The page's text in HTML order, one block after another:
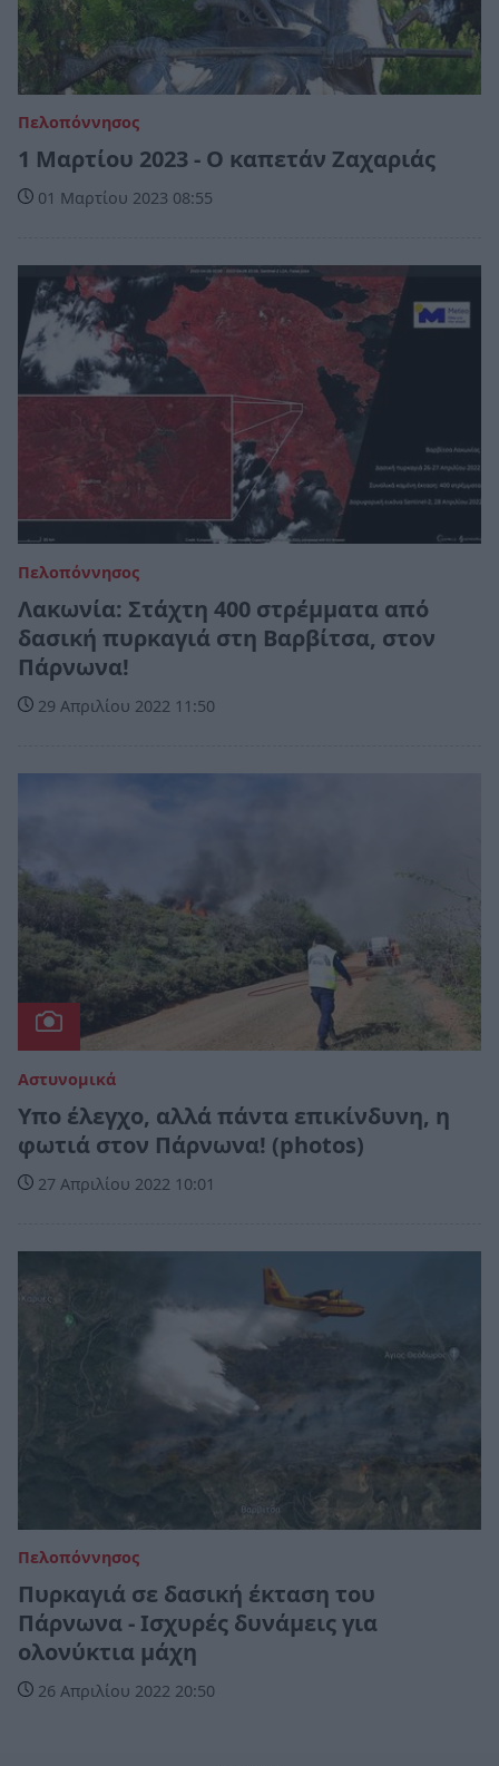
Πελοπόννησος
1 Μαρτίου 2023 - Ο καπετάν Ζαχαριάς
01 Μαρτίου 2023 08:55
Πελοπόννησος
Λακωνία: Στάχτη 400 στρέμματα από
δασική πυρκαγιά στη Βαρβίτσα, στον
Πάρνωνα!
29 Απριλίου 2022 11:50
Αστυνομικά
Υπο έλεγχο, αλλά πάντα επικίνδυνη, η
φωτιά στον Πάρνωνα! (photos)
27 Απριλίου 2022 10:01
Πελοπόννησος
Πυρκαγιά σε δασική έκταση του
Πάρνωνα - Ισχυρές δυνάμεις για
ολονύκτια μάχη
26 Απριλίου 2022 20:50